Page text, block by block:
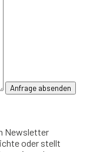
Newsletter
oder stellt